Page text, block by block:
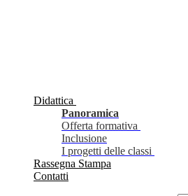
Didattica
Panoramica
Offerta formativa
Inclusione
I progetti delle classi
Rassegna Stampa
Contatti